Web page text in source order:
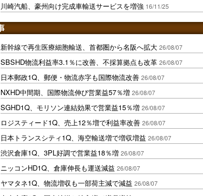
川崎汽船、豪州向け完成車輸送サービスを増強 16/11/25
新幹線で再生医療細胞輸送、首都圏から名阪へ拡大 26/08/07
SBSHD物流利益率3.1％に改善、不採算拠点も改革 26/08/07
日本郵政1Q、郵便・物流赤字も国際物流改善 26/08/07
NXHD中間期、国際物流伸び営業益57％増 26/08/07
SGHD1Q、モリソン連結効果で営業益15％増 26/08/07
ロジスティード1Q、売上12％増で利益率改善 26/08/07
日本トランスシティ1Q、海空輸送増で増収増益 26/08/07
渋沢倉庫1Q、3PL好調で営業益18％増 26/08/07
ニッコンHD1Q、倉庫伸長も運送減益 26/08/07
ヤマタネ1Q、物流増収も一部荷主減で減益 26/08/07